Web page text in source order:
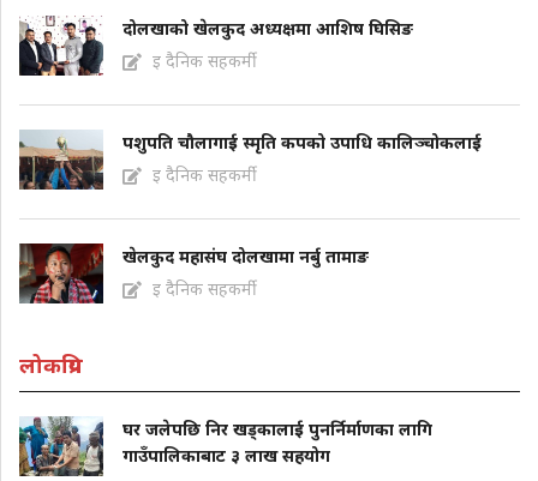
दोलखाको खेलकुद अध्यक्षमा आशिष घिसिङ
इ दैनिक सहकर्मी
पशुपति चौलागाई स्मृति कपको उपाधि कालिञ्चोकलाई
इ दैनिक सहकर्मी
खेलकुद महासंघ दोलखामा नर्बु तामाङ
इ दैनिक सहकर्मी
लोकप्रिय
घर जलेपछि निर खड्कालाई पुनर्निर्माणका लागि
गाउँपालिकाबाट ३ लाख सहयोग